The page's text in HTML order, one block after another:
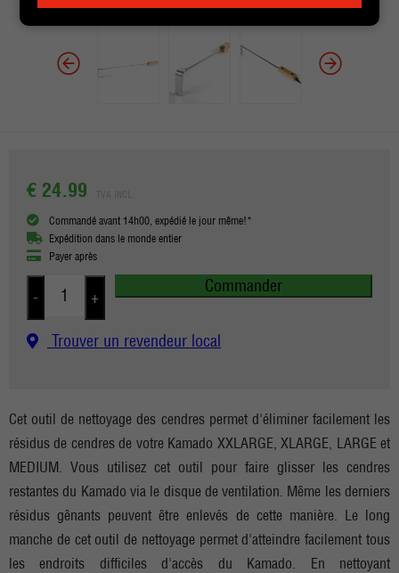
€ 24.99
Commandé avant 14h00, expédié le jour même!*
Expédition dans le monde entier
Payer après
- +
Commander
Trouver un revendeur local
Cet outil de nettoyage des cendres permet d'éliminer facilement les
résidus de cendres de votre Kamado XXLARGE, XLARGE, LARGE et
MEDIUM. Vous utilisez cet outil pour faire glisser les cendres
restantes du Kamado via le disque de ventilation. Même les derniers
résidus gênants peuvent être enlevés de cette manière. Le long
manche de cet outil de nettoyage permet d'atteindre facilement tous
les endroits difficiles d'accès du Kamado. En nettoyant
in